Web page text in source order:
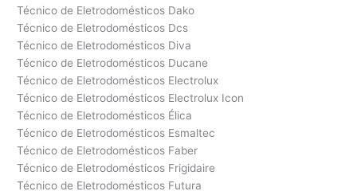
Técnico de Eletrodomésticos Dako
Técnico de Eletrodomésticos Dcs
Técnico de Eletrodomésticos Diva
Técnico de Eletrodomésticos Ducane
Técnico de Eletrodomésticos Electrolux
Técnico de Eletrodomésticos Electrolux Icon
Técnico de Eletrodomésticos Élica
Técnico de Eletrodomésticos Esmaltec
Técnico de Eletrodomésticos Faber
Técnico de Eletrodomésticos Frigidaire
Técnico de Eletrodomésticos Futura